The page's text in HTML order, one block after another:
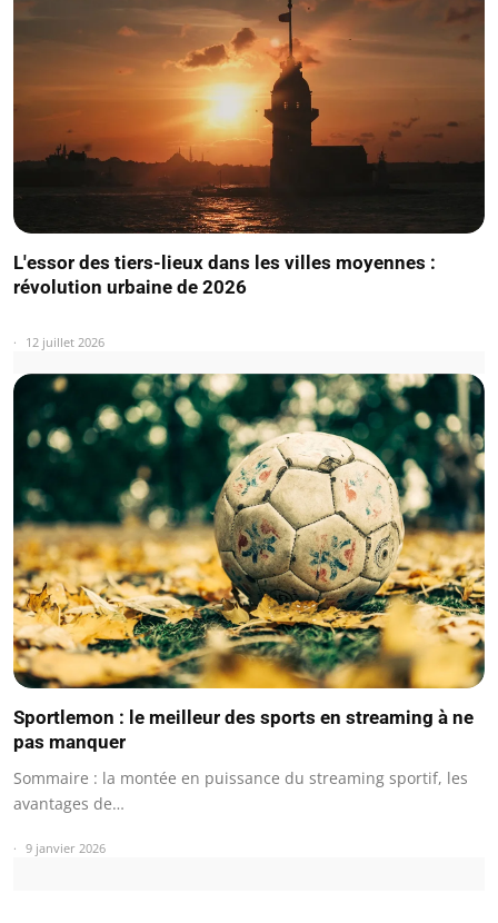
L'essor des tiers-lieux dans les villes moyennes :
révolution urbaine de 2026
12 juillet 2026
Sportlemon : le meilleur des sports en streaming à ne
pas manquer
Sommaire : la montée en puissance du streaming sportif, les
avantages de…
9 janvier 2026